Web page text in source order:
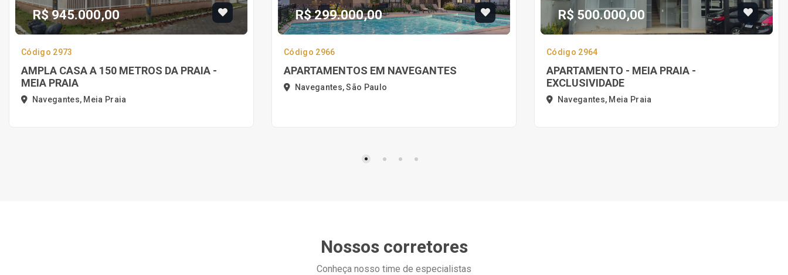
R$ 945.000,00
Código 2973
AMPLA CASA A 150 METROS DA PRAIA -
MEIA PRAIA
Navegantes, Meia Praia
R$ 299.000,00
Código 2966
APARTAMENTOS EM NAVEGANTES
Navegantes, São Paulo
R$ 500.000,00
Código 2964
APARTAMENTO - MEIA PRAIA -
EXCLUSIVIDADE
Navegantes, Meia Praia
Nossos corretores
Conheça nosso time de especialistas